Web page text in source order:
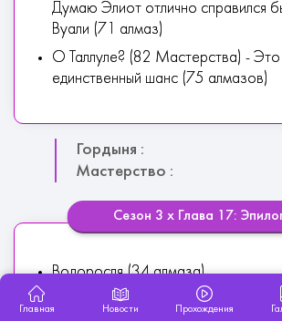
Думаю Элиот отлично справился
Вуали (71 алмаз)
О Таллуле? (82 Мастерства) - Это
единственный шанс (75 алмазов)
Гордыня :
Мастерство :
Сезон 3 х Глава 17:
Водоросля (34 алмаза)
Тру-крайм подкаст (12 алмаз)
Главная Новости Прохождения